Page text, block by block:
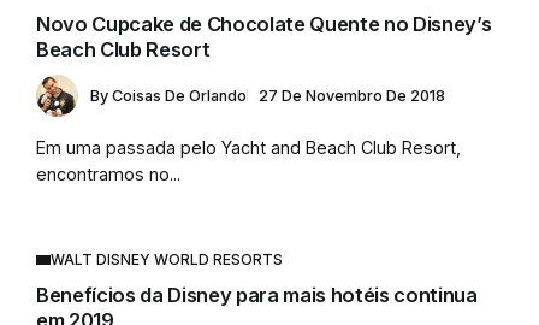
Novo Cupcake de Chocolate Quente no Disney’s
Beach Club Resort
By Coisas De Orlando 27 De Novembro De 2018
Em uma passada pelo Yacht and Beach Club Resort,
encontramos no...
WALT DISNEY WORLD RESORTS
Benefícios da Disney para mais hotéis continua